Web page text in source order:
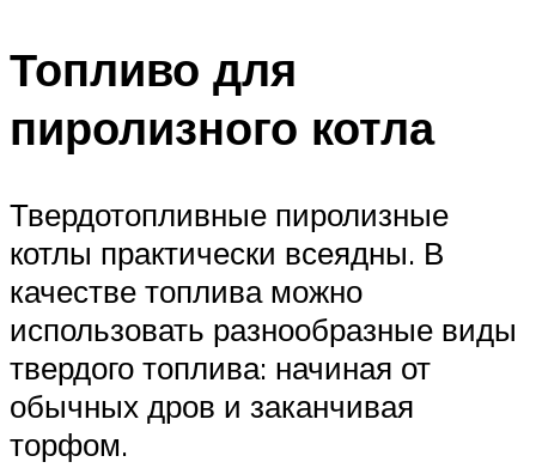
Топливо для
пиролизного котла
Твердотопливные пиролизные
котлы практически всеядны. В
качестве топлива можно
использовать разнообразные виды
твердого топлива: начиная от
обычных дров и заканчивая
торфом.